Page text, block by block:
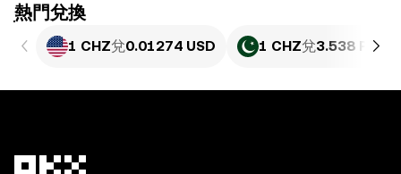
ִִִִִִִִִִִִִִִִִִִִִִִִִִִִִִִִִִִִִִִִִִִִִִִִ熱門兌換
1 CHZ兌0.01274 USD 1 CHZ兌3.538 PKR